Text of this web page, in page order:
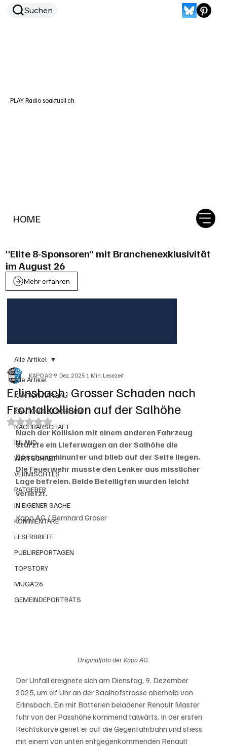
HOME
Suchen
PLAY Radio soaktuell.ch
"Elite 8-Sponsoren" mit Branchenexklusivität
im August 26
Mehr erfahren
Alle Artikel
KANTON AARGAU
KANTON SOLOTHURN
NACHBARSCHAFT
INLAND
WIRTSCHAFT
VERMISCHTES
RATGEBER
IN EIGENER SACHE
KOMMENTARE
LESERBRIEFE
PUBLIREPORTAGEN
TOPSTORY
MUGA'26
GEMEINDEPORTRÄTS
Alle Artikel
Erlinsbach: Grosser Schaden nach
Frontalkollision auf der Salhöhe
KAPO AG9. Dez. 20251 Min. Lesezeit
Mit NaN von 5 Sternen bewertet.
Nach der Kollision mit einem anderen Fahrzeug
stürzte ein Lieferwagen an der Salhöhe die
Böschung hinunter und blieb auf der Seite liegen.
Die Feuerwehr musste den Lenker aus misslicher
Lage befreien. Beide Beteiligten wurden leicht
verletzt.
Kapo AG / Bernhard Graser
Originalfoto der Kapo AG.
Der Unfall ereignete sich am Dienstag, 9. Dezember
2025, um elf Uhr an der Saalhofstrasse oberhalb von
Erlinsbach. Ein mit Batterien beladener Renault Master
fuhr von der Passhöhe kommend talwärts. In der ersten
Rechtskurve geriet er auf die Gegenfahrbahn und stiess
mit einem von unten entgegenkommenden Renault